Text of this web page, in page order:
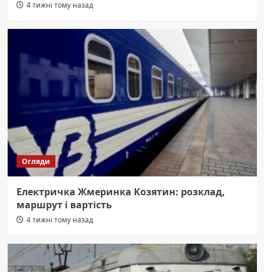
4 тижні тому назад
Огляди
Електричка Жмеринка Козятин: розклад,
маршрут і вартість
4 тижні тому назад